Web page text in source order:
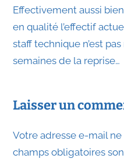
Effectivement aussi
en qualité l’effectif
staff technique n’est
semaines de la reprise…
Laisser un
Votre adresse e-mail ne
champs obligatoires